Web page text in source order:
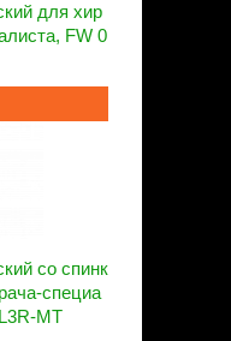
для хир
FW 0
со спинк
специа
MT